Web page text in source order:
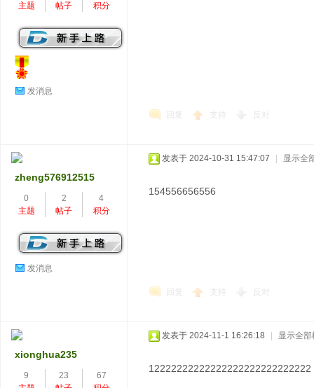
主题
帖子
积分
发消息
回复 支持 反对
zheng576912515
0
主题
2
帖子
4
积分
发消息
发表于 2024-10-31 15:47:07 显示全
154556656556
回复 支持 反对
xionghua235
9
23
67
发表于 2024-11-1 16:26:18 显示全部
12222222222222222222222222222